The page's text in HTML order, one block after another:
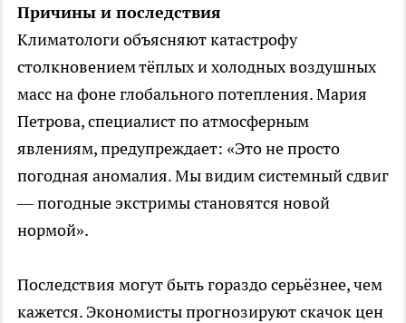
Причины и последствия
Климатологи объясняют катастрофу
столкновением тёплых и холодных воздушных
масс на фоне глобального потепления. Мария
Петрова, специалист по атмосферным
явлениям, предупреждает: «Это не просто
погодная аномалия. Мы видим системный сдвиг
— погодные экстримы становятся новой
нормой».
Последствия могут быть гораздо серьёзнее, чем
кажется. Экономисты прогнозируют скачок цен